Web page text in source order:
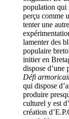
population qui
perçu comme
tenter une
lamenter des
populaire
initier en
dispose d’une
Défi
qui dispose
produire
culturel y est
création